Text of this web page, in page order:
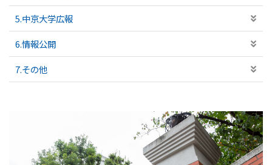
5.中京大学広報
6.情報公開
7.その他